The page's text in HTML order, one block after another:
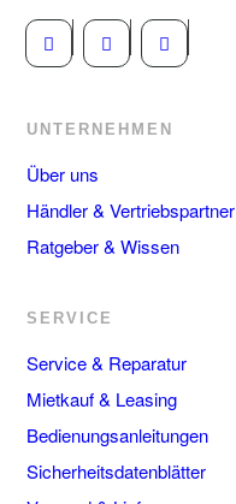
UNTERNEHMEN
Über uns
Händler & Vertriebspartner
Ratgeber & Wissen
SERVICE
Service & Reparatur
Mietkauf & Leasing
Bedienungsanleitungen
Sicherheitsdatenblätter